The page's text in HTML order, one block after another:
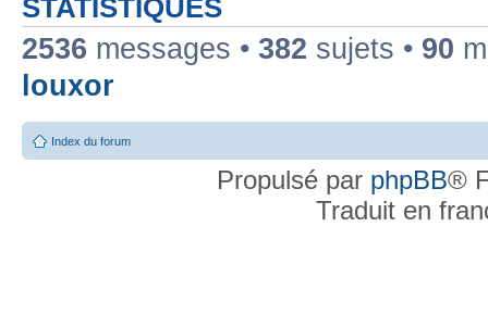
STATISTIQUES
2536 messages • 382 sujets • 90
louxor
Index du forum
Propulsé par phpBB®
Traduit en